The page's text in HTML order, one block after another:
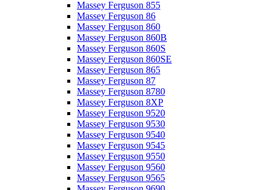
Massey Ferguson 855
Massey Ferguson 86
Massey Ferguson 860
Massey Ferguson 860B
Massey Ferguson 860S
Massey Ferguson 860SE
Massey Ferguson 865
Massey Ferguson 87
Massey Ferguson 8780
Massey Ferguson 8XP
Massey Ferguson 9520
Massey Ferguson 9530
Massey Ferguson 9540
Massey Ferguson 9545
Massey Ferguson 9550
Massey Ferguson 9560
Massey Ferguson 9565